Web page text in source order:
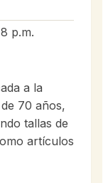
p.m.
a la
70 años,
tallas de
artículos